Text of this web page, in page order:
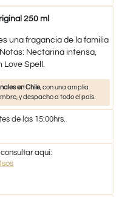
250 ml
una fragancia de la familia
Nectarina intensa,
Spell.​
en Chile, con una amplia
y despacho a todo el país.
de las 15:00hrs.
aquí: